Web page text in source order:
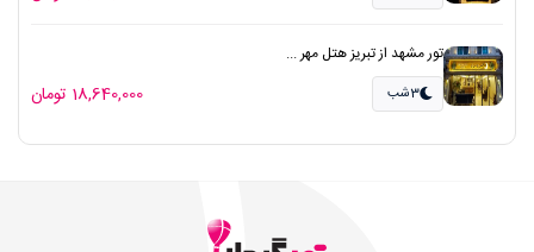
تور مشهد از تبریز هتل مهر ...
3شب 18,640,000 تومان